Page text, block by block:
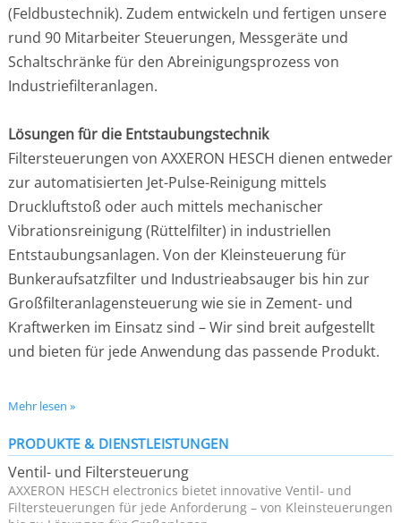
(Feldbustechnik). Zudem entwickeln und fertigen unsere
rund 90 Mitarbeiter Steuerungen, Messgeräte und
Schaltschränke für den Abreinigungsprozess von
Industriefilteranlagen.
Lösungen für die Entstaubungstechnik
Filtersteuerungen von AXXERON HESCH dienen entweder
zur automatisierten Jet-Pulse-Reinigung mittels
Druckluftstoß oder auch mittels mechanischer
Vibrationsreinigung (Rüttelfilter) in industriellen
Entstaubungsanlagen. Von der Kleinsteuerung für
Bunkeraufsatzfilter und Industrieabsauger bis hin zur
Großfilteranlagensteuerung wie sie in Zement- und
Kraftwerken im Einsatz sind – Wir sind breit aufgestellt
und bieten für jede Anwendung das passende Produkt.
Einfache Installation und schnelle Inbetriebnahme
oder in Normschienenausführung
zur Steuerung von 1-1024 Ventilen
In ATEX-Zone 22 (Staub) und für den Betrieb im
Mehr lesen »
PRODUKTE & DIENSTLEISTUNGEN
Ventil- und Filtersteuerung
AXXERON HESCH electronics bietet innovative Ventil- und
Filtersteuerungen für jede Anforderung – von Kleinsteuerungen